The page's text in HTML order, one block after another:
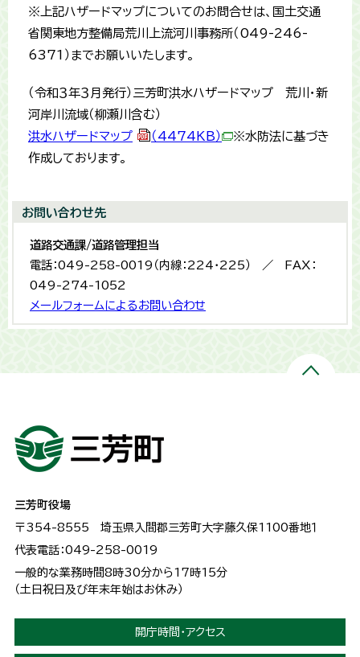
※上記ハザードマップについてのお問合せは、 国土交通
省関東地方整備局荒川上流河川事務所（049-246-
6371）までお願いいたします。
（令和３年３月発行）三芳町洪水ハザードマップ 荒川・新
河岸川流域（柳瀬川含む）
洪水ハザードマップ
（4474KB）
※水防法に基づき
作成しております。
お問い合わせ先
道路交通課/道路管理担当
電話：049-258-0019（内線：224・225） ／ FAX：
049-274-1052
メールフォームによるお問い合わせ
三芳町役場
〒354-8555 埼玉県入間郡三芳町大字藤久保1100番地１
代表電話：049-258-0019
一般的な業務時間8時30分から17時15分
（土日祝日及び年末年始はお休み）
開庁時間・アクセス